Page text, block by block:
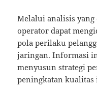
Melalui analisis
operator dapat
pola perilaku
jaringan. Informasi
menyusun strategi
peningkatan